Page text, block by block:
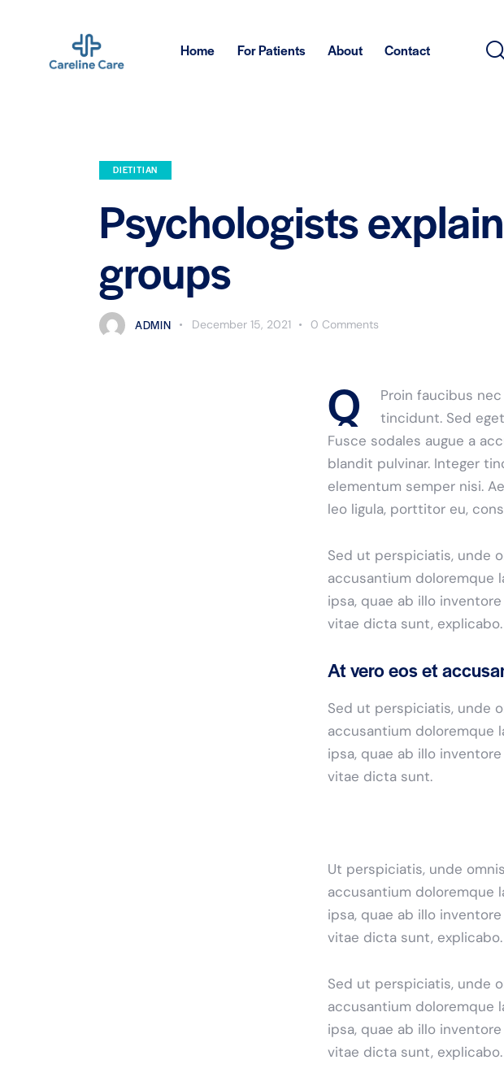
Home For Patients About Contact
DIETITIAN
Psychologists
groups
ADMIN December 15, 2021 0 Comments
Q
Proin faucibus
tincidunt. Sed
Fusce sodales augue a
blandit pulvinar. Integer
elementum semper nisi.
leo ligula, porttitor eu,
Sed ut perspiciatis, unde
accusantium doloremque
ipsa, quae ab illo
vitae dicta sunt, explicabo.
At vero eos et
Sed ut perspiciatis, unde
accusantium doloremque
ipsa, quae ab illo
vitae dicta sunt.
Ut perspiciatis, unde
accusantium doloremque
ipsa, quae ab illo
vitae dicta sunt, explicabo.
Sed ut perspiciatis, unde
accusantium doloremque
ipsa, quae ab illo
vitae dicta sunt, explicabo.